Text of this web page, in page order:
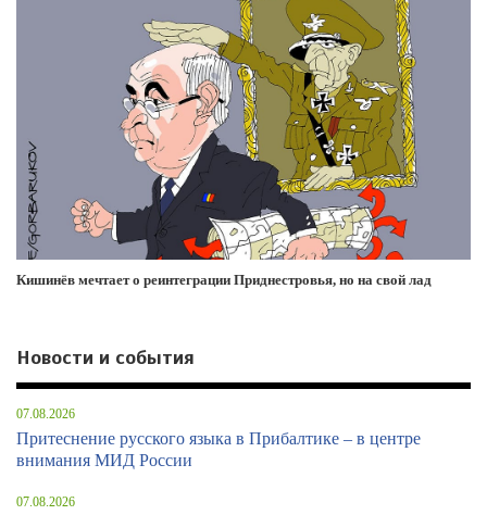
Кишинёв мечтает о реинтеграции Приднестровья, но на свой лад
Новости и события
07.08.2026
Притеснение русского языка в Прибалтике – в центре
внимания МИД России
07.08.2026